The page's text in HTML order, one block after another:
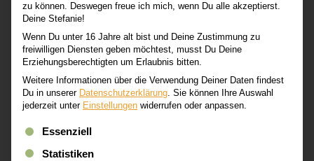
zu können. Deswegen freue ich mich, wenn Du alle akzeptierst.
Deine Stefanie!
Wenn Du unter 16 Jahre alt bist und Deine Zustimmung zu
freiwilligen Diensten geben möchtest, musst Du Deine
Erziehungsberechtigten um Erlaubnis bitten.
Weitere Informationen über die Verwendung Deiner Daten findest
Du in unserer Datenschutzerklärung. Sie können Ihre Auswahl
jederzeit unter Einstellungen widerrufen oder anpassen.
Es folgt eine Liste der Service-Gruppen, für die eine
Essenziell
Statistiken